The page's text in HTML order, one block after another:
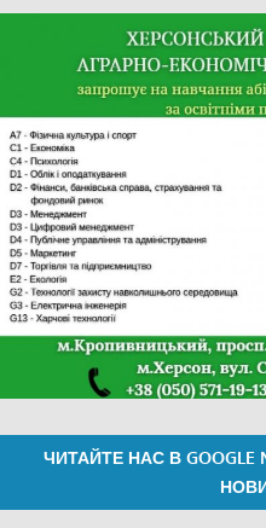
ЧИТАЙТЕ НАС В GOOGLE